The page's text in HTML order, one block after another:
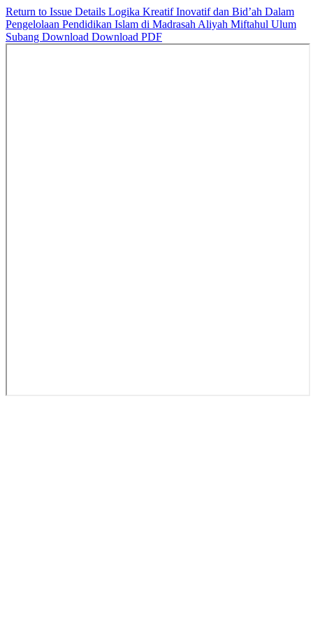
Return to Issue Details Logika Kreatif Inovatif dan Bid’ah Dalam
Pengelolaan Pendidikan Islam di Madrasah Aliyah Miftahul Ulum
Subang Download Download PDF